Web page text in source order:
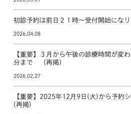
初診予約は前日２１時～受付開始になり
2026.04.08
【重要】３月から午後の診療時間が変
分まで （再掲）
2026.02.27
【重要】2025年12月9日(火)から予約
(再掲)